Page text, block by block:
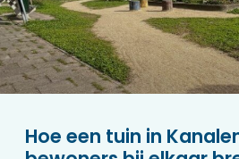
Hoe een tuin in